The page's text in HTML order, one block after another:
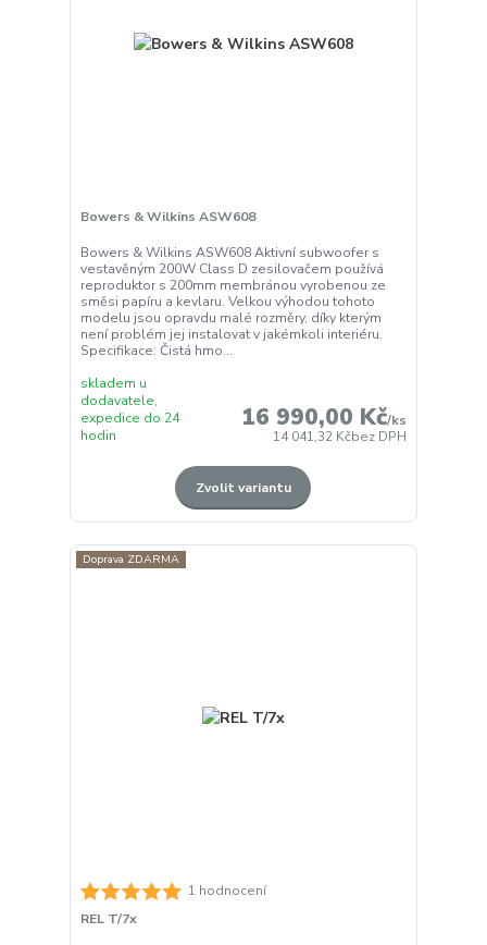
Bowers & Wilkins ASW608
Bowers & Wilkins ASW608 Aktivní subwoofer s
vestavěným 200W Class D zesilovačem používá
reproduktor s 200mm membránou vyrobenou ze
směsi papíru a kevlaru. Velkou výhodou tohoto
modelu jsou opravdu malé rozměry, díky kterým
není problém jej instalovat v jakémkoli interiéru.
Specifikace: Čistá hmo...
16 990,00 Kč/ks
14 041,32 Kčbez DPH
skladem u
dodavatele,
expedice do 24
hodin
Zvolit variantu
Doprava ZDARMA
1 hodnocení
REL T/7x